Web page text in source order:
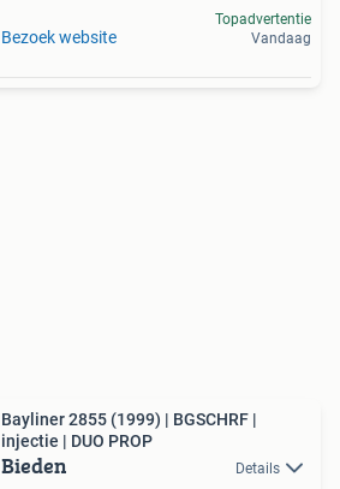
Bezoek website
Topadvertentie
Vandaag
Bayliner 2855 (1999) | BGSCHRF |
injectie | DUO PROP
Bieden Details